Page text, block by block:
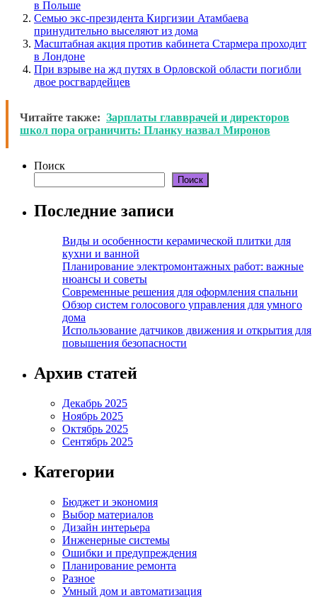
в Польше
Семью экс-президента Киргизии Атамбаева
принудительно выселяют из дома
Масштабная акция против кабинета Стармера проходит
в Лондоне
При взрыве на жд путях в Орловской области погибли
двое росгвардейцев
Читайте также: Зарплаты главврачей и директоров
школ пора ограничить: Планку назвал Миронов
Поиск
Поиск
Последние записи
Виды и особенности керамической плитки для
кухни и ванной
Планирование электромонтажных работ: важные
нюансы и советы
Современные решения для оформления спальни
Обзор систем голосового управления для умного
дома
Использование датчиков движения и открытия для
повышения безопасности
Архив статей
Декабрь 2025
Ноябрь 2025
Октябрь 2025
Сентябрь 2025
Категории
Бюджет и экономия
Выбор материалов
Дизайн интерьера
Инженерные системы
Ошибки и предупреждения
Планирование ремонта
Разное
Умный дом и автоматизация